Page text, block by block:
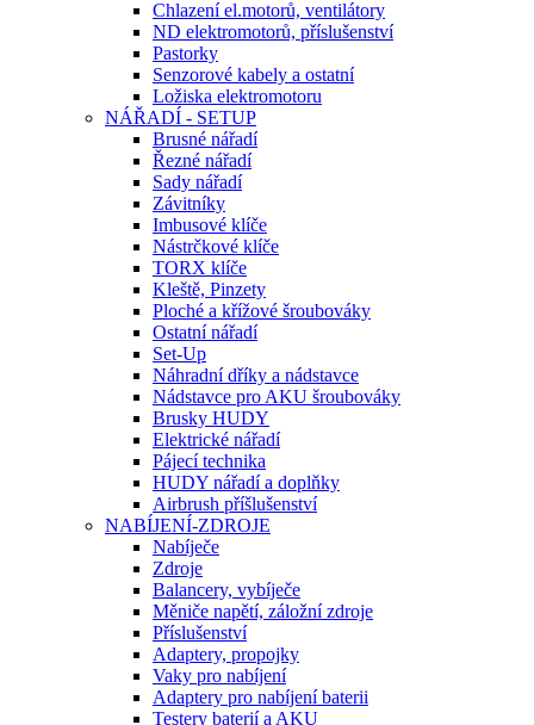
Chlazení el.motorů, ventilátory
ND elektromotorů, příslušenství
Pastorky
Senzorové kabely a ostatní
Ložiska elektromotoru
NÁŘADÍ - SETUP
Brusné nářadí
Řezné nářadí
Sady nářadí
Závitníky
Imbusové klíče
Nástrčkové klíče
TORX klíče
Kleště, Pinzety
Ploché a křížové šroubováky
Ostatní nářadí
Set-Up
Náhradní dříky a nádstavce
Nádstavce pro AKU šroubováky
Brusky HUDY
Elektrické nářadí
Pájecí technika
HUDY nářadí a doplňky
Airbrush příšlušenství
NABÍJENÍ-ZDROJE
Nabíječe
Zdroje
Balancery, vybíječe
Měniče napětí, záložní zdroje
Příslušenství
Adaptery, propojky
Vaky pro nabíjení
Adaptery pro nabíjení baterii
Testery baterií a AKU